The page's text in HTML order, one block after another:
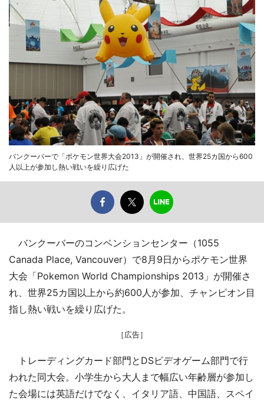
バンクーバーで「ポケモン世界大会2013」が開催され、世界25カ国から600
人以上が参加し熱い戦いを繰り広げた
バンクーバーのコンベンションセンター（1055
Canada Place, Vancouver）で8月9日からポケモン世界
大会「Pokemon World Championships 2013」が開催さ
れ、世界25カ国以上から約600人が参加、チャンピオン目
指し熱い戦いを繰り広げた。
［広告］
トレーディングカード部門とDSビデオゲーム部門で行
われた同大会。小学生から大人まで幅広い年齢層が参加し
た会場には英語だけでなく、イタリア語、中国語、スペイ